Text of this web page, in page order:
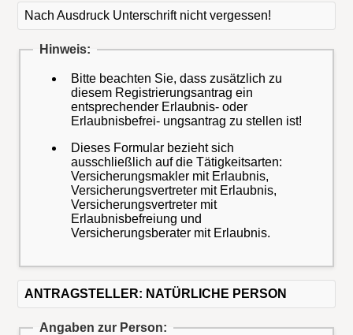
Nach Ausdruck Unterschrift nicht vergessen!
Hinweis:
Bitte beachten Sie, dass zusätzlich zu
diesem Registrierungsantrag ein
entsprechender Erlaubnis- oder
Erlaubnisbefrei- ungsantrag zu stellen ist!
Dieses Formular bezieht sich
ausschließlich auf die Tätigkeitsarten:
Versicherungsmakler mit Erlaubnis,
Versicherungsvertreter mit Erlaubnis,
Versicherungsvertreter mit
Erlaubnisbefreiung und
Versicherungsberater mit Erlaubnis.
ANTRAGSTELLER: NATÜRLICHE PERSON
Angaben zur Person: